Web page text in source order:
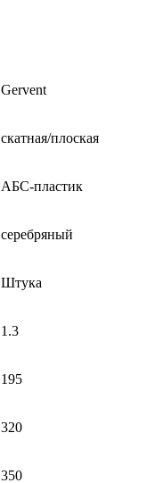
Gervent
скатная/плоская
АБС-пластик
серебряный
Штука
1.3
195
320
350